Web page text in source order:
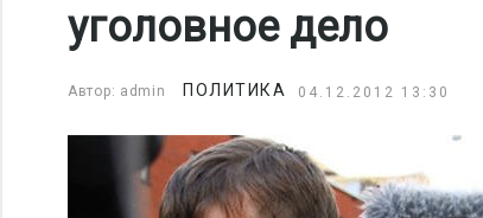
уголовное дело
Автор: admin ПОЛИТИКА 04.12.2012 13:30